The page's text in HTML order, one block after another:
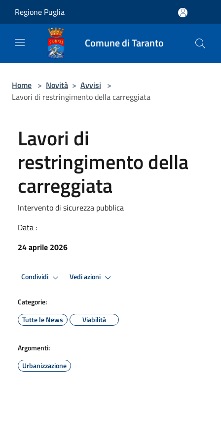
Regione Puglia
Comune di Taranto
Home > Novità > Avvisi >
Lavori di restringimento della carreggiata
Lavori di
restringimento della
carreggiata
Intervento di sicurezza pubblica
Data :
24 aprile 2026
Condividi Vedi azioni
Categorie:
Tutte le News
Viabilità
Argomenti:
Urbanizzazione